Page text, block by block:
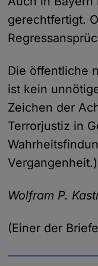
gerechtfertigt.
Die öffentliche
ist kein
Zeichen der
Terrorjustiz in
Vergangenheit.)
Wolfram P.
(Einer der